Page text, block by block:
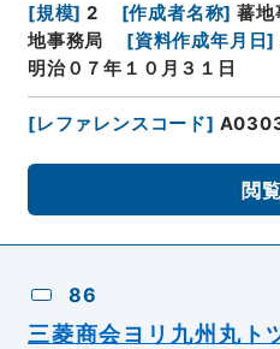
[規模] 2 [作成者名称] 蕃地
地事務局
[資料作成年月日]
明治０７年１０月３１日
[レファレンスコード]
閲覧
86
三菱商会ヨリ九州丸ト